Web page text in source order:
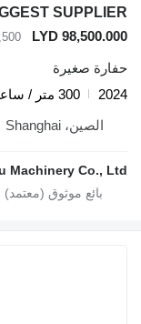
BIGGEST
LYD
$15,500
≈ €13,420
صغيرة
300 متر / ساعة
الصين، Shanghai
Machinery